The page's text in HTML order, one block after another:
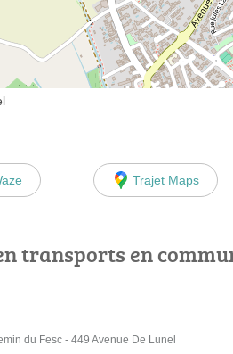
Trajet Maps
transports en
du Fesc - 449 Avenue De Lunel